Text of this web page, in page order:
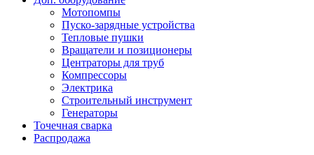
Мотопомпы
Пуско-зарядные устройства
Тепловые пушки
Вращатели и позиционеры
Центраторы для труб
Компрессоры
Электрика
Строительный инструмент
Генераторы
Точечная сварка
Распродажа